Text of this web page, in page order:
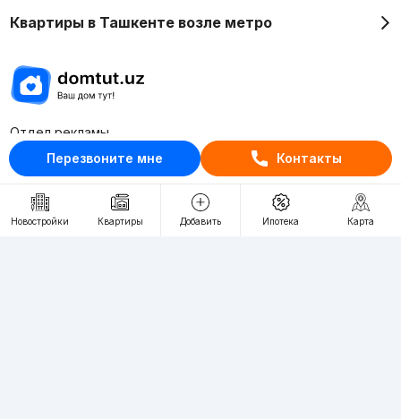
Перезвоните мне Контакты
Новостройки Квартиры Добавить Ипотека Карта
Квартиры в Ташкенте возле метро
Отдел рекламы
+998 (78) 113-20-86
+998 (93) 390-30-10
Пн-Пт. С 9:30 до 18:00